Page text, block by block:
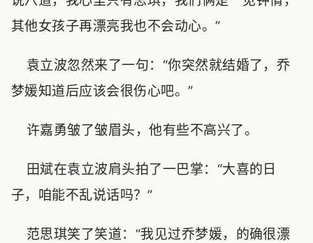
其他女孩子再漂亮我也不会动心。”
袁立波忽然来了一句：“你突然就结婚了，乔
梦媛知道后应该会很伤心吧。”
许嘉勇皱了皱眉头，他有些不高兴了。
田斌在袁立波肩头拍了一巴掌：“大喜的日
子，咱能不乱说话吗？”
范思琪笑了笑道：“我见过乔梦媛，的确很漂